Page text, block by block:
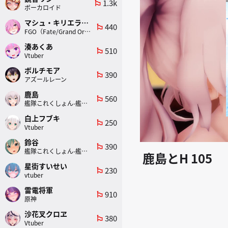
鹿島とH 105
ボーカロイド
emoji_flags 1.3k
マシュ・キリエライト
FGO（Fate/Grand Order）
emoji_flags 440
湊あくあ
Vtuber
emoji_flags 510
ボルチモア
アズールレーン
emoji_flags 390
鹿島
艦隊これくしょん-艦これ-
emoji_flags 560
白上フブキ
Vtuber
emoji_flags 250
鈴谷
艦隊これくしょん-艦これ-
emoji_flags 390
星街すいせい
vtuber
emoji_flags 230
雷電将軍
原神
emoji_flags 910
沙花叉クロヱ
Vtuber
emoji_flags 380